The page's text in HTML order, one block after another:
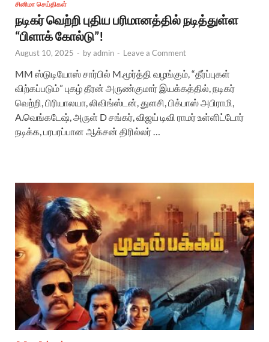
சினிமா செய்திகள்
நடிகர் வெற்றி புதிய பரிமானத்தில் நடித்துள்ள
“பிளாக் கோல்டு”!
August 10, 2025 - byadmin - Leave a Comment
MM ஸ்டுடியோஸ் சார்பில் M.மூர்த்தி வழங்கும், “தீர்ப்புகள்
விற்கப்படும்” புகழ் தீரன் அருண்குமார் இயக்கத்தில், நடிகர்
வெற்றி, பிரியாலயா, லிவிங்ஸ்டன், துளசி, பிக்பாஸ் அபிராமி,
A.வெங்கடேஷ், அருள் D சங்கர், விஜய் டிவி ராமர் உள்ளிட்டோர்
நடிக்க, பரபரப்பான ஆக்சன் திரில்லர் …